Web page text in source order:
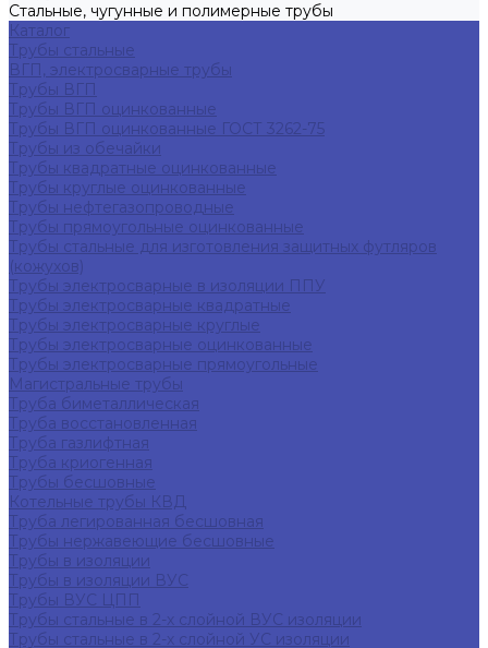
Стальные, чугунные и полимерные трубы
Каталог
Трубы стальные
ВГП, электросварные трубы
Трубы ВГП
Трубы ВГП оцинкованные
Трубы ВГП оцинкованные ГОСТ 3262-75
Трубы из обечайки
Трубы квадратные оцинкованные
Трубы круглые оцинкованные
Трубы нефтегазопроводные
Трубы прямоугольные оцинкованные
Трубы стальные для изготовления защитных футляров
(кожухов)
Трубы электросварные в изоляции ППУ
Трубы электросварные квадратные
Трубы электросварные круглые
Трубы электросварные оцинкованные
Трубы электросварные прямоугольные
Магистральные трубы
Труба биметаллическая
Труба восстановленная
Труба газлифтная
Труба криогенная
Трубы бесшовные
Котельные трубы КВД
Труба легированная бесшовная
Трубы нержавеющие бесшовные
Трубы в изоляции
Трубы в изоляции ВУС
Трубы ВУС ЦПП
Трубы стальные в 2-х слойной ВУС изоляции
Трубы стальные в 2-х слойной УС изоляции